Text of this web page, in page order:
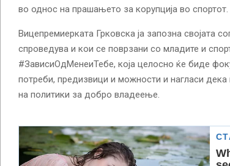
во однос на прашањето за корупција во спортот.
Вицепремиерката Грковска ја запозна својата
спроведува и кои се поврзани со младите и
#ЗависиОдМенеиТебе, која целосно ќе биде
потреби, предизвици и можности и нагласи
на политики за добро владеење.